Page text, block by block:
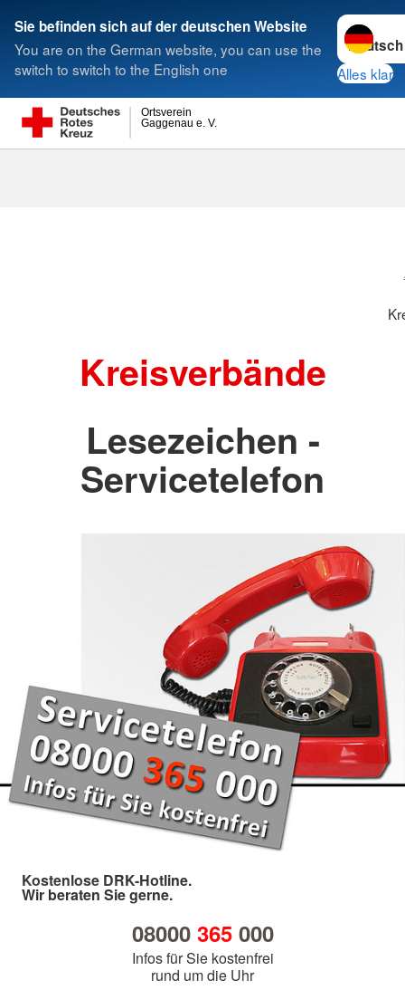
Sie befinden sich auf der deutschen Website
You are on the German website, you can use the
switch to switch to the English one
Sprache
Alles klar
Gaggenau e. V.
Ortsverein
Suche
Kreisverbände
Lesezeichen -
Servicetelefon
Kostenlose DRK-Hotline.
Wir beraten Sie gerne.
08000 365000
Infos für Sie kostenfrei
rund um die Uhr